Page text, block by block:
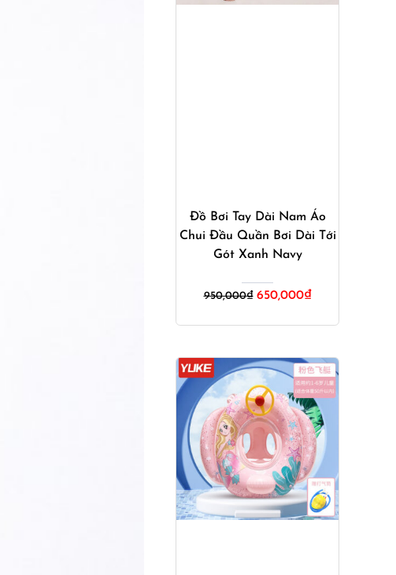
Đồ Bơi Tay Dài Nam Áo
Chui Đầu Quần Bơi Dài Tới
Gót Xanh Navy
950,000₫ Giá
là:
650,000₫Giá
tại
650,000₫.